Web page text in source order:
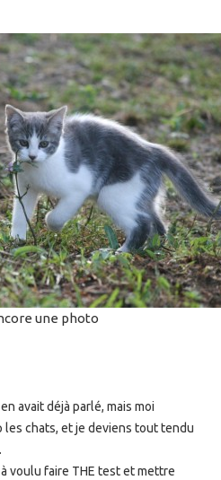
une photo
avait déjà parlé, mais moi
les chats, et je deviens tout tendu
voulu faire THE test et mettre